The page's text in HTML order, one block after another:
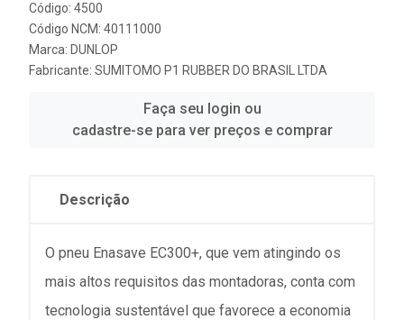
Código: 4500
Código NCM: 40111000
Marca: DUNLOP
Fabricante: SUMITOMO P1 RUBBER DO BRASIL LTDA
Faça seu login ou
cadastre-se para ver preços e comprar
Descrição
O pneu Enasave EC300+, que vem atingindo os
mais altos requisitos das montadoras, conta com
tecnologia sustentável que favorece a economia